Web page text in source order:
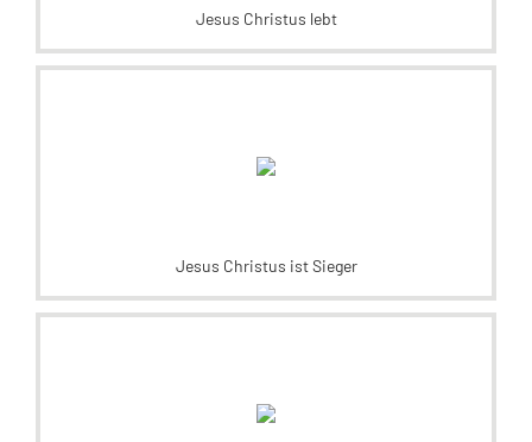
Jesus Christus lebt
Jesus Christus ist Sieger